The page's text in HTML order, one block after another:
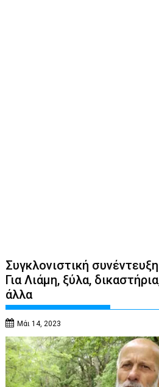
Συγκλονιστική
Για Λιάμη, ξύλα,
άλλα
Μάι 14, 2023